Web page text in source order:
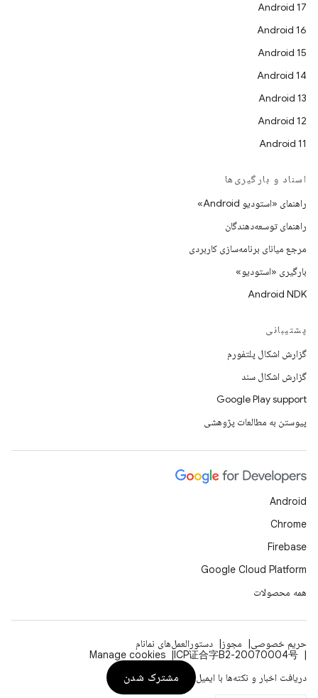
Android 17
Android 16
Android 15
Android 14
Android 13
Android 12
Android 11
اسناد و بارگیری‌ها
راهنمای «استودیو Android»
راهنمای توسعه‌دهندگان
مرجع میانای برنامه‌سازی کاربردی
بارگیری «استودیو»
Android NDK
پشتیبانی
گزارش اشکال پلتفورم
گزارش اشکال سند
Google Play support
پیوستن به مطالعات پژوهشی
Android
Chrome
Firebase
Google Cloud Platform
همه محصولات
حریم خصوصی مجوز
دستورالعمل‌های نمانام
ICP证合字B2-20070004号
Manage cookies
دریافت اخبار و نکته‌ها با ایمیل
مشترک شدن